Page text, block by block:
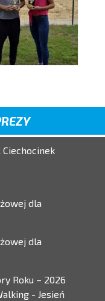
Ciechocinek
dla
dla
Roku – 2026
- Jesień